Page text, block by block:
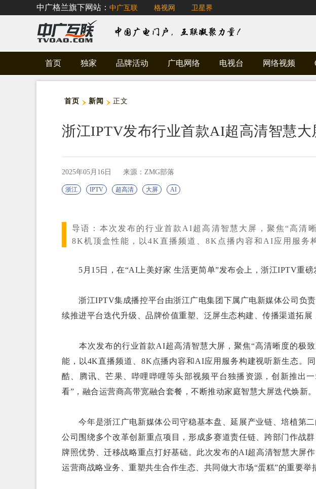
中广格兰旗下网站： 中广互联 格视网 卫星界
首页 独家 品牌活动 广电网络 电视台 网络视频
首页 新闻 正文
浙江IPTV发布行业首款AI超高清智慧大
2025年05月16日 来源：ZMG部落
浙江 IPTV 超高清 大屏 AI
导语： 本次发布的行业首款AI超高清智慧大屏，聚焦“高清
8K机顶盒性能，以4K直播频道、8K点播内容和AI应用服务
5月15日，在“AI上美好家 生活更简单”发布会上，浙江IPTV重磅
浙江IPTV集成播控平台由浙江广电集团下属广电新媒体公司负责
续推进平台迭代升级、品牌价值重塑、泛屏生态构建、传播渠道拓展
本次发布的行业首款AI超高清智慧大屏，聚焦“高清晰度的极致
能，以4K直播频道、8K点播内容和AI应用服务构建视听新生态。
酷、腾讯、芒果、哔哩哔哩等头部视频平台独播资源，创新推出
看”，融合运营商高带宽融合套餐，不断推动家庭智慧大屏迭代焕新。
今年是浙江广电新媒体公司守稳基本盘、延展产业链、培植第二
公司围绕多个改革创新重点项目，形成多赛道责任链、跨部门作战
牌照优势、迁移战略重点打好基础。此次发布的AI超高清智慧大屏
运营商战略业务、重塑共生合作生态、共同做大市场“蛋糕”的重要举